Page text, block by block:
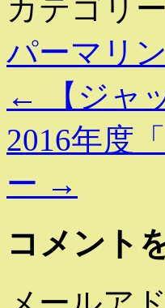
カテゴリ
パーマリ
←
【ジャ
2016年度
ー →
コメント